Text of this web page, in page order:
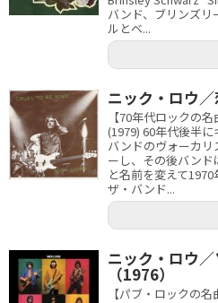
バンド、ブリンズリ
ルとベ...
ニック・ロウ
【70年代ロックの
(1979) 60年代後半
バンドのヴォーカリ
ーし、その後バン
と名前を変えて
ザ・バンド...
ニック・ロウ
（1976）
【パブ・ロックの